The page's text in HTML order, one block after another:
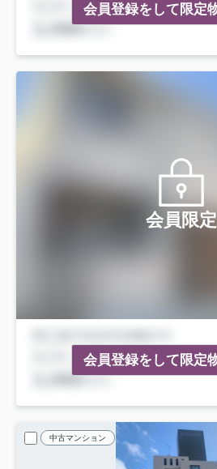
会員登録をして限定
会員限定
会員登録をして限定
中古マンション